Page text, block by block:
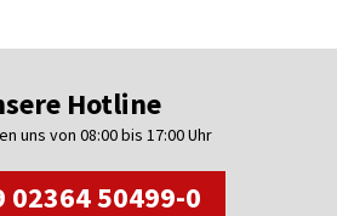
Hotline
uns von 08:00 bis 17:00 Uhr
02364 50499-0